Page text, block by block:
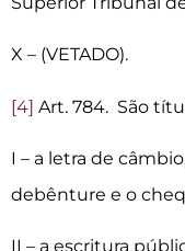
X – (VETADO).
[4] Art. 784. São
I – a letra de
debênture e o
II – a escritura